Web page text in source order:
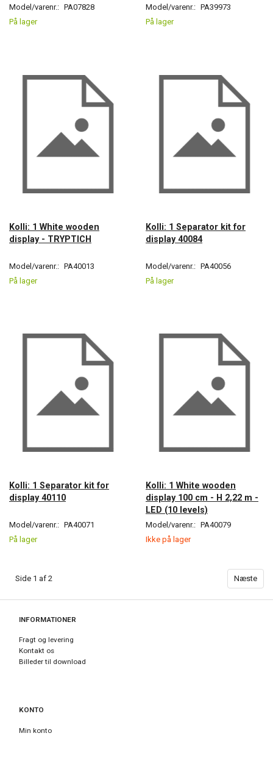
Model/varenr.: PA07828
På lager
Model/varenr.: PA39973
På lager
Kolli: 1 White wooden
display - TRYPTICH
Model/varenr.: PA40013
På lager
Kolli: 1 Separator kit for
display 40084
Model/varenr.: PA40056
På lager
Kolli: 1 Separator kit for
display 40110
Model/varenr.: PA40071
På lager
Kolli: 1 White wooden
display 100 cm - H 2,22 m -
LED (10 levels)
Model/varenr.: PA40079
Ikke på lager
Side 1 af 2 Næste
INFORMATIONER
Fragt og levering
Kontakt os
Billeder til download
KONTO
Min konto